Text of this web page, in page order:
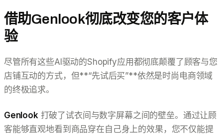
借助Genlook彻底改变您的客户体
验
尽管所有这些AI驱动的Shopify应用都彻底颠覆了顾客与您
店铺互动的方式，但**“先试后买”**依然是时尚电商领域
的终极追求。
Genlook 打破了试衣间与数字屏幕之间的壁垒。通过让顾
客能够直观地看到商品穿在自己身上的效果，您不仅能提